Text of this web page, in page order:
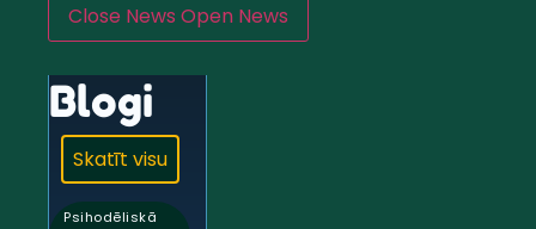
Close News Open News
Blogi
Skatīt visu
Psihodēliskā